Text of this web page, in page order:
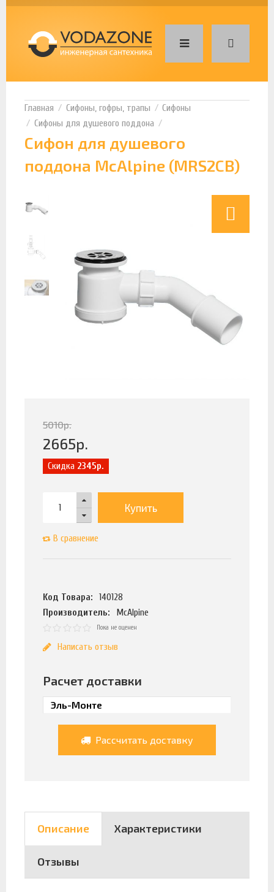
Сифоны, гофры, трапы
Сифоны
Сифоны для душевого поддона
Сифон для душевого
поддона McAlpine (MRS2CB)
5010р.
2665р.
Скидка 2345р.
Купить
В сравнение
Код Товара:
140128
Производитель:
McAlpine
Пока не оценен
Написать отзыв
Расчет доставки
Рассчитать доставку
Описание Характеристики
Отзывы